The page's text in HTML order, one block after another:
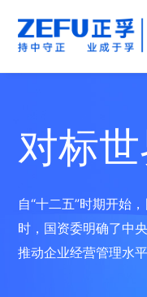
对标
自“十二五”时期开始
时，国资委明确了中
推动企业经营管理水平